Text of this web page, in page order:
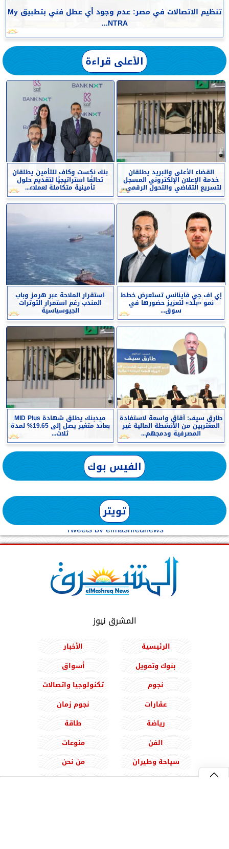
تنظيم الاتصالات في مصر: عدم وجود أي عطل فني بتطبيق My
NTRA...
الأعلى قراءة
القضاء الأعلى والبريد يطلقان
خدمة الإعلان الإلكتروني المسجل
لتسريع التقاضي والتحول الرقمي...
بنك نكست وكاف للتأمين يطلقان
تحالفًا استراتيجيًا لتقديم حلول
تأمينية متكاملة لعملاء...
إي اف چي فاينانس تستعرض خطط
نمو «بلد» لتعزيز حضورها في
سوق...
استقرار الملاحة عبر هرمز وباب
المندب رغم استمرار التوترات
الجيوسياسية
طارق سيف: آقاق واسعة لاستفادة
المغتربين من الأنشطة المالية غير
المصرفية ودمجهم...
ميدبنك يطلق شهادة MID Plus
بعائد متغير يصل إلى 19.65% لمدة
ثلاث...
الفيس بوك
تويتر
Tweets by elmashreqnews
المشرق نيوز
الرئيسية
الأخبار
بنوك وتمويل
أسواق
نجوم
تكنولوجيا واتصالات
عقارات
نجوم زمان
رياضة
طاقة
الفن
منوعات
سياحة وطيران
من نحن
اعلن معنا
الخصوصية